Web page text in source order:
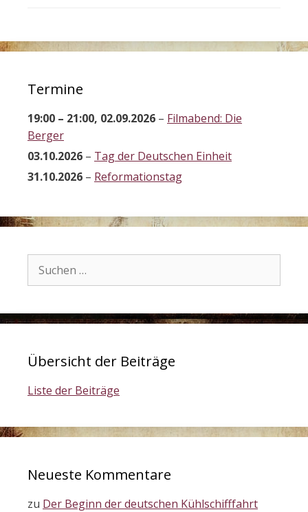
Termine
19:00 – 21:00, 02.09.2026 – Filmabend: Die
Berger
03.10.2026 – Tag der Deutschen Einheit
31.10.2026 – Reformationstag
nach:
Übersicht der Beiträge
Liste der Beiträge
Neueste Kommentare
zu Der Beginn der deutschen Kühlschifffahrt